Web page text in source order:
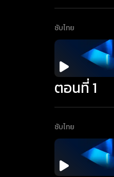
ซับไทย
ตอนที่ 1
ซับไทย